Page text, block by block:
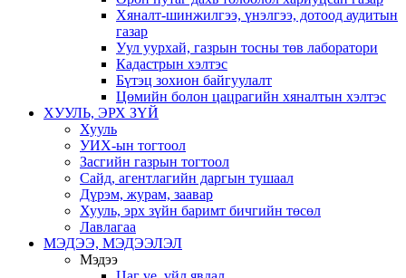
Хяналт-шинжилгээ, үнэлгээ, дотоод аудитын
газар
Уул уурхай, газрын тосны төв лаборатори
Кадастрын хэлтэс
Бүтэц зохион байгуулалт
Цөмийн болон цацрагийн хяналтын хэлтэс
ХУУЛЬ, ЭРХ ЗҮЙ
Хууль
УИХ-ын тогтоол
Засгийн газрын тогтоол
Сайд, агентлагийн даргын тушаал
Дүрэм, журам, заавар
Хууль, эрх зүйн баримт бичгийн төсөл
Лавлагаа
МЭДЭЭ, МЭДЭЭЛЭЛ
Мэдээ